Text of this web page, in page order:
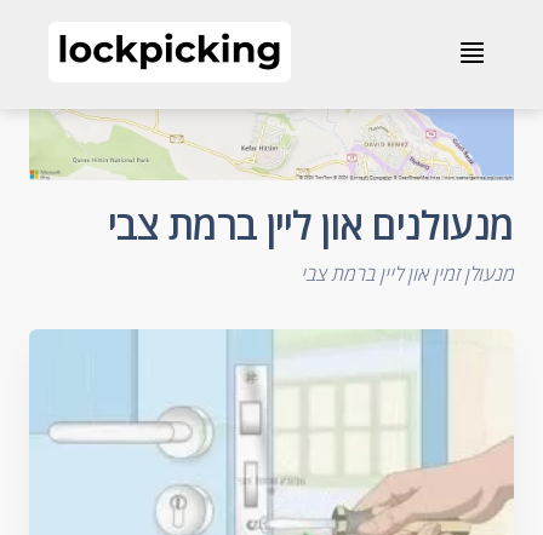
מנעולנים און ליין ברמת צבי
≣
מנעולנים און ליין ברמת צבי
מנעולן זמין און ליין ברמת צבי